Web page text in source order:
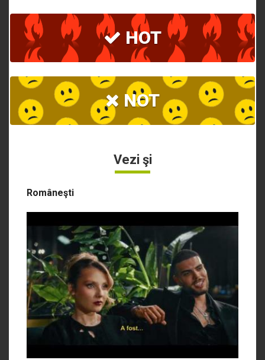
HOT
NOT
Vezi şi
Româneşti